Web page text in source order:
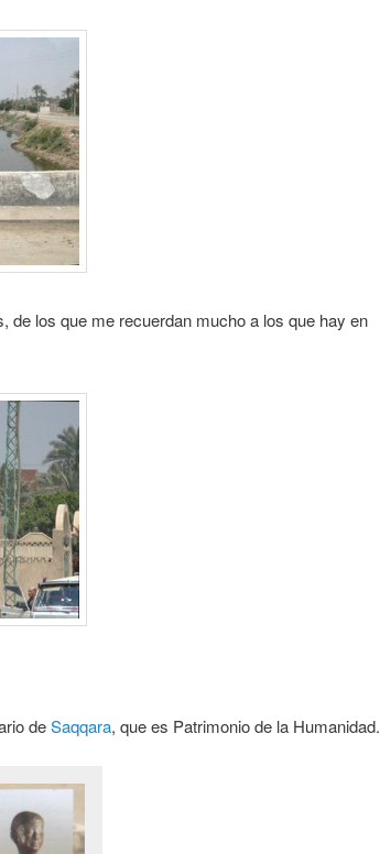
de los que me recuerdan mucho a los que hay en
deSaqqara, que es Patrimonio de la Humanidad.